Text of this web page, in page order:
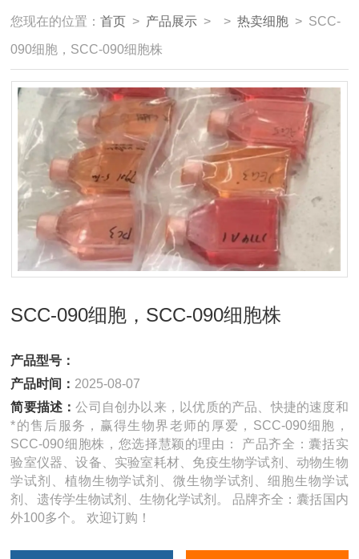
您现在的位置：首页 > 产品展示 > >热卖细胞 > SCC-
090细胞，SCC-090细胞株
SCC-090细胞，SCC-090细胞株
产品型号：
产品时间： 2025-08-07
简要描述：公司自创办以来，以优质的产品、快捷的速度和
*的售后服务，赢得生物界老师的厚爱，SCC-090细胞，
SCC-090细胞株，您选择慧颖的理由： 产品齐全：囊括实
验室仪器、设备、实验室耗材、免疫生物学试剂、动物生物
学试剂、植物生物学试剂、微生物学试剂、细胞生物学试
剂、遗传学生物试剂、生物化学试剂。 品牌齐全：囊括国内
外100多个。 欢迎订购！